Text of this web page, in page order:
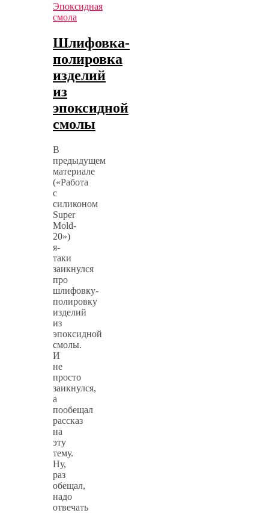
Эпоксидная
смола
Шлифовка-
полировка
изделий
из
эпоксидной
смолы
В
предыдущем
материале
(«Работа
с
силиконом
Super
Mold-
20»)
я-
таки
заикнулся
про
шлифовку-
полировку
изделий
из
эпоксидной
смолы.
И
не
просто
заикнулся,
а
пообещал
рассказ
на
эту
тему.
Ну,
раз
обещал,
надо
отвечать